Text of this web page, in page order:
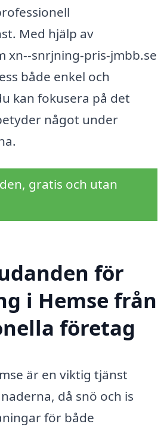
Med hjälp av
xn--snrjning-pris-jmbb.se
både enkel och
kan fokusera på det
något under
gratis och utan
för
i Hemse från
företag
är en viktig tjänst
då snö och is
för både